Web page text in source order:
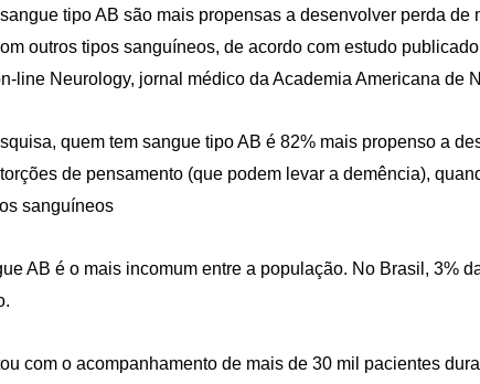
tipo AB são mais propensas a desenvolver perda de
outros tipos sanguíneos, de acordo com estudo
line Neurology, jornal médico da Academia Americana de
quem tem sangue tipo AB é 82% mais propenso a
de pensamento (que podem levar a demência),
sanguíneos
AB é o mais incomum entre a população. No Brasil, 3%
com o acompanhamento de mais de 30 mil pacientes